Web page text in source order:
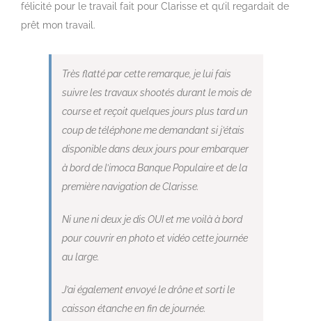
félicité pour le travail fait pour Clarisse et qu’il regardait de
prêt mon travail.
Très flatté par cette remarque, je lui fais
suivre les travaux shootés durant le mois de
course et reçoit quelques jours plus tard un
coup de téléphone me demandant si j’étais
disponible dans deux jours pour embarquer
à bord de l’imoca Banque Populaire et de la
première navigation de Clarisse.
Ni une ni deux je dis OUI et me voilà à bord
pour couvrir en photo et vidéo cette journée
au large.
J’ai également envoyé le drône et sorti le
caisson étanche en fin de journée.